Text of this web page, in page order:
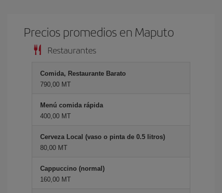
Precios promedios en Maputo
Restaurantes
Comida, Restaurante Barato
790,00 MT
Menú comida rápida
400,00 MT
Cerveza Local (vaso o pinta de 0.5 litros)
80,00 MT
Cappuccino (normal)
160,00 MT